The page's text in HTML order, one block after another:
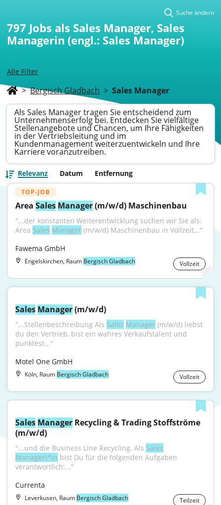
Alle Filter
Suche ändern
797 Jobs als Sales Manager, Sales
Managerin (engl.: Sales Manager)
> Bergisch Gladbach > Sales Manager
Als Sales Manager tragen Sie entscheidend zum
Unternehmenserfolg bei. Entdecken Sie vielfältige
Stellenangebote und Chancen, um Ihre Fähigkeiten
in der Vertriebsleitung und im
Kundenmanagement weiterzuentwickeln und Ihre
Karriere voranzutreiben.
Relevanz Datum Entfernung
TOP-JOB
Area Sales Manager (m/w/d) Maschinenbau
"...der konstanten Weiterentwicklung suchen wir Sie als:
Area Sales Manager (m/w/d) Maschinenbau in Vollzeit..."
Fawema GmbH
Engelskirchen, Raum Bergisch Gladbach Vollzeit
Sales Manager (m/w/d)
"...Stellenbeschreibung Als Sales Manager (m/w/d) liebst
du den Vertrieb, bist ein wahres Verkaufstalent und
punktest..."
Motel One GmbH
Köln, Raum Bergisch Gladbach Vollzeit
Sales Manager Recycling & Trading Stoffströme
(m/w/d)
"...und die Business Line Recycling. Als Sales
Manager\*in bist Du für die folgenden Aufgaben
verantwortlich:..."
Currenta
Leverkusen, Raum Bergisch Gladbach Teilzeit